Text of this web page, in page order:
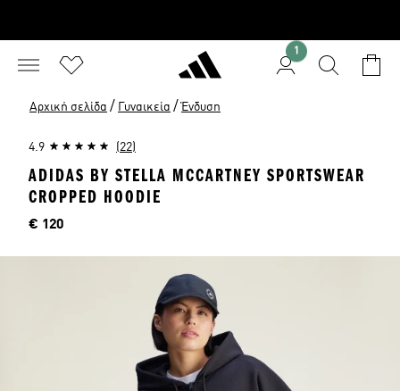
1
Αρχική σελίδα / Γυναικεία / Ένδυση
4.9 (22)
ADIDAS BY STELLA MCCARTNEY SPORTSWEAR
CROPPED HOODIE
Τιμή
€ 120